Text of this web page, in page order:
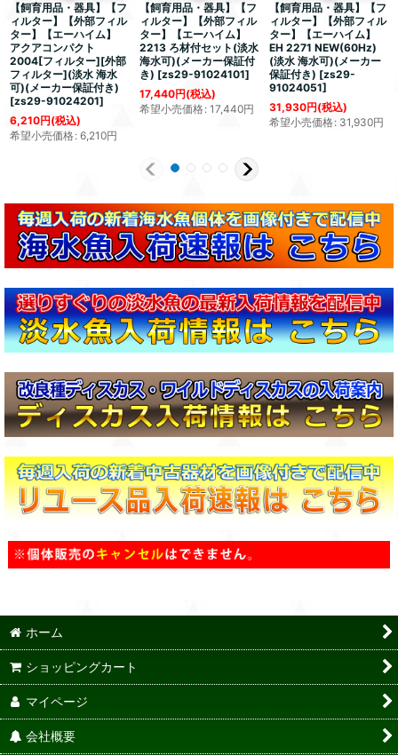
【飼育用品・器具】【フ
ィルター】【外部フィル
ター】【エーハイム】
アクアコンパクト
2004[フィルター][外部
フィルター](淡水 海水
可)(メーカー保証付き)
[zs29-91024201]
6,210円(税込)
希望小売価格: 6,210円
【飼育用品・器具】【フ
ィルター】【外部フィル
ター】【エーハイム】
2213 ろ材付セット(淡水
海水可)(メーカー保証付
き) [zs29-91024101]
17,440円(税込)
希望小売価格: 17,440円
【飼育用品・器具】【フ
ィルター】【外部フィル
ター】【エーハイム】
EH 2271 NEW(60Hz)
(淡水 海水可)(メーカー
保証付き) [zs29-
91024051]
31,930円(税込)
希望小売価格: 31,930円
ホーム
ショッピングカート
マイページ
会社概要